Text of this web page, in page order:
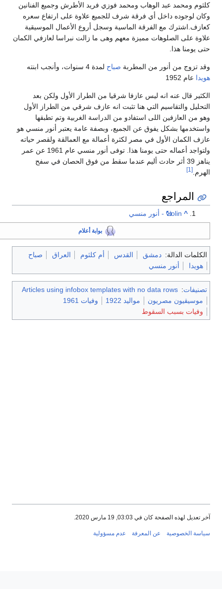
ومحمد عبد الوهاب ومحمد فوزي فريد الأطرش وجميع الفنانين
لوجوده داخل أي فرقة شرف للجميع علاوة على ارتفاع سعره
مع الفرقة الماسية وسجل أروع الأعمال الموسيقية
على الصلوهات مميزة معهم وهى ما زالت نبراسا لعازفي الكمان
يومنا هذا.
تزوج من أنور من المطربةصباحلمدة 4 سنوات، وأنجب ابنته
عام 1952
قال عنه انه ليس عازفا شرقيا من الطراز الأول ولكن بعد
والتقاسيم التي هنا تثبت انه عازف شرقي من الطراز الأول
من العازفين اللى استفادو من الدراسة الغربية وتم تطبقها
بشكل يفوق عن الجميع، وبصفة عامة يعتبر أنور منسي هو
الكمان الأول في مصر لكثرة أعمالة مع العمالقة ولقصر حياته
ولتواجد أعماله حتى يومنا هذا. توفى أنور منسي عام 1961 عن عمر
يناهز 39 أثر حادث أليم عندما سقط من فوق الحصان في سفح
المراجع
violin - أنور منسي
بوابة أعلام
الكلمات الدالة: دمشق القدس أم كلثوم العراق
صباح
هويدا
أنور منسي
تصنيفات:
Articles using infobox templates with no data rows
موسيقيون مصريون
مواليد 1922
وفيات 1961
وفيات بسبب السقوط
تعديل لهذه الصفحة كان في 03:03, 19 مارس 2020.
الخصوصية عن المعرفة عدم مسؤولية